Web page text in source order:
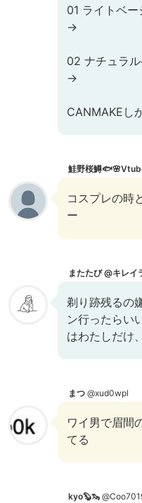
01 ライトベ
→
02 ナチュラ
→
CANMAKEし
鮭野桜鱒
コスプレの時
ー
またたび @キレイ
剃り跡残るの
ン行ったらい
はわたしだけ
まつ @xud0wpl
ワイ男で眉間
てる
kyo🦫🦦